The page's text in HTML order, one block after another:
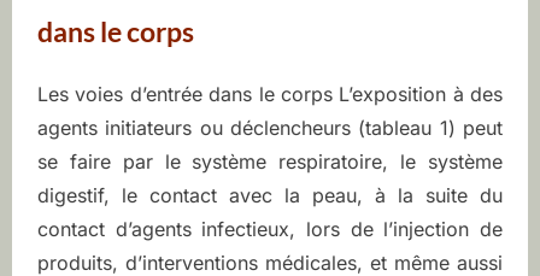
exposition
aux
dans le corps
Posted
on
juin
9,
2022
By
ASEQ-
EHAQ
Les voies d’entrée dans le corps L’exposition à des
agents initiateurs ou déclencheurs (tableau 1) peut
se faire par le système respiratoire, le système
digestif, le contact avec la peau, à la suite du
contact d’agents infectieux, lors de l’injection de
produits, d’interventions médicales, et même aussi